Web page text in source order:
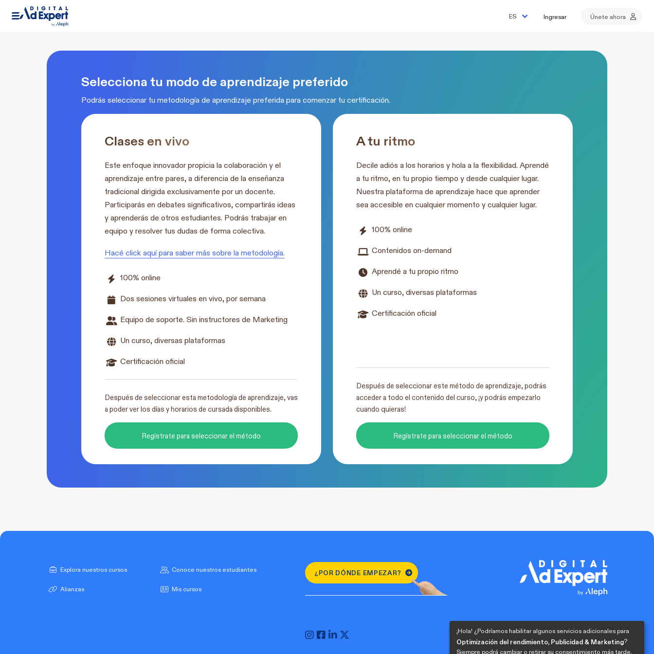
Ingresar Únete ahora
Selecciona tu modo de aprendizaje preferido
Podrás seleccionar tu metodología de aprendizaje preferida para comenzar tu certificación.
Clases en vivo
Este enfoque innovador propicia la colaboración y el
aprendizaje entre pares, a diferencia de la enseñanza
tradicional dirigida exclusivamente por un docente.
Participarás en debates significativos, compartirás ideas
y aprenderás de otros estudiantes. Podrás trabajar en
equipo y resolver tus dudas de forma colectiva.
Hacé click aquí para saber más sobre la metodología.
100% online
Dos sesiones virtuales en vivo, por semana
Equipo de soporte. Sin instructores de Marketing
Un curso, diversas plataformas
Certificación oficial
Después de seleccionar esta metodología de aprendizaje, vas
a poder ver los días y horarios de cursada disponibles.
Regístrate para seleccionar el método
A tu ritmo
Decile adiós a los horarios y hola a la flexibilidad. Aprendé
a tu ritmo, en tu propio tiempo y desde cualquier lugar.
Nuestra plataforma de aprendizaje hace que aprender
sea accesible en cualquier momento y cualquier lugar.
100% online
Contenidos on-demand
Aprendé a tu propio ritmo
Un curso, diversas plataformas
Certificación oficial
Después de seleccionar este método de aprendizaje, podrás
acceder a todo el contenido del curso, ¡y podrás empezarlo
cuando quieras!
Regístrate para seleccionar el método
Explora nuestros cursos Conoce nuestros estudiantes
Alianzas Mis cursos
¿POR DÓNDE EMPEZAR?
¡Hola! ¿Podríamos habilitar algunos servicios adicionales para
Optimización del rendimiento, Publicidad & Marketing?
Siempre podrá cambiar o retirar su consentimiento más tarde.